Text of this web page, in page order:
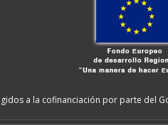
a la cofinanciación por parte del